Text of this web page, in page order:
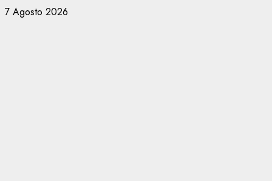
Vai
7 Agosto 2026